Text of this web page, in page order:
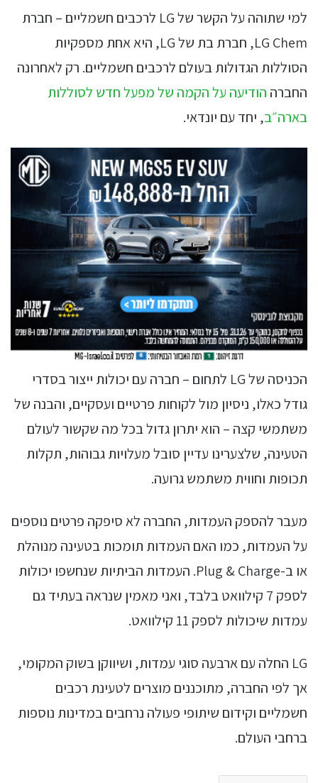
למי שתוהה על הקשר של LG לרכבים חשמליים – חברת
LG Chem, חברת בת של LG, היא אחת מספקיות
הסוללות הגדולות בעולם לרכבים חשמליים. רק לאחרונה
החברה הודיעה על הקמה של מפעל חדש לסוללות
בארה״ב, יחד עם יונדאי.
הכניסה של LG לתחום – חברה עם יכולות ייצור בסדרי
גודל כאלו, ניסיון מול לקוחות פרטיים ועסקיים, והבנה של
משתמשי קצה – הוא יתרון גדול בכל מה שקשור לעולם
הטעינה, שלצערינו עדיין סובל מעלויות גבוהות, תקלות
תכופות וחווית משתמש גרועה.
מעבר להספק העמדות, החברה לא סיפקה פרטים נוספים
על העמדות, כמו האם העמדות תומכות בטעינה מנוהלת
או ב-Plug & Charge. העמדות הביתיות שנחשפו יכולות
לספק 7 קילוואט בלבד, ואני מאמין שנראה בעתיד גם
עמדות שיכולות לספק 11 קילוואט.
LG החלה עם ארבעה סוגי עמדות, ושיווקן בשוק המקומי,
אך לפי החברה, מתוכננים מוצרים לטעינת רכבים
חשמליים וקידום שיתופי פעולה נרחבים במדינות נוספות
ברחבי העולם.